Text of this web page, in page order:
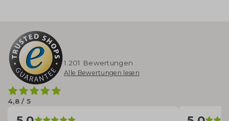
4,8 / 5
1.201 Bewertungen
Alle Bewertungen lesen